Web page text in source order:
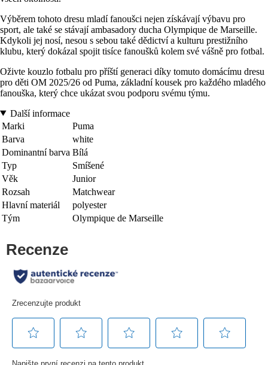
Výběrem tohoto dresu mladí fanoušci nejen získávají výbavu pro
sport, ale také se stávají ambasadory ducha Olympique de Marseille.
Kdykoli jej nosí, nesou s sebou také dědictví a kulturu prestižního
klubu, který dokázal spojit tisíce fanoušků kolem své vášně pro fotbal.
Oživte kouzlo fotbalu pro příští generaci díky tomuto domácímu dresu
pro děti OM 2025/26 od Puma, základní kousek pro každého mladého
fanouška, který chce ukázat svou podporu svému týmu.
Další informace
Marki
Puma
Barva
white
Dominantní barva Bílá
Typ
Smíšené
Věk
Junior
Rozsah
Matchwear
Hlavní materiál
polyester
Tým
Olympique de Marseille